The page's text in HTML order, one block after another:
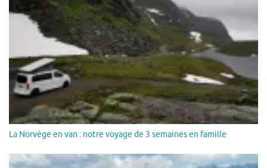
La Norvège en van : notre voyage de 3 semaines en famille